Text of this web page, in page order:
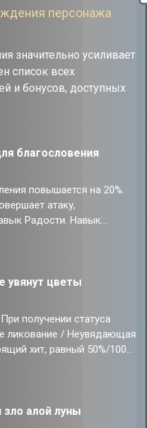
персонажа
значительно усиливает
список всех
и бонусов, доступных
благословения
повышается на 20%.
атаку,
Радости. Навык
статуса Настоящий
увянут цветы
получении статуса
ликование / Неувядающая
хит, равный 50%/100%
в этот раз.
зло алой луны